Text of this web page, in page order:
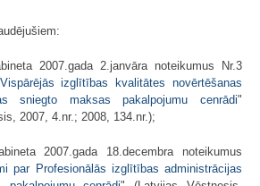
2007.gada 2.janvāra noteikumus Nr.3
izglītības kvalitātes novērtēšanas
sniegto maksas pakalpojumu cenrādi"
2007, 4.nr.; 2008, 134.nr.);
2007.gada 18.decembra noteikumus
par Profesionālās izglītības administrācijas